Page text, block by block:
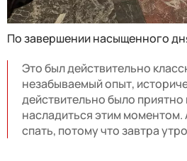
По завершении насыщенного
Это был действительно
незабываемый опыт,
действительно было
насладиться этим моментом.
спать, потому что завтра